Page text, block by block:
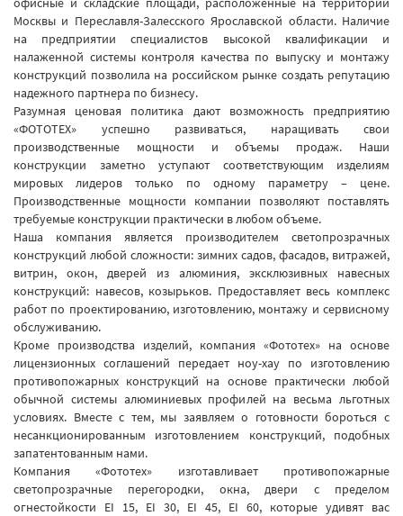
Москвы и Переславля-Залесского Ярославской области. Наличие
на предприятии специалистов высокой квалификации и
налаженной системы контроля качества по выпуску и монтажу
конструкций позволила на российском рынке создать репутацию
надежного партнера по бизнесу.
Разумная ценовая политика дают возможность предприятию
«ФОТОТЕХ» успешно развиваться, наращивать свои
производственные мощности и объемы продаж. Наши
конструкции заметно уступают соответствующим изделиям
мировых лидеров только по одному параметру – цене.
Производственные мощности компании позволяют поставлять
требуемые конструкции практически в любом объеме.
Наша компания является производителем светопрозрачных
конструкций любой сложности: зимних садов, фасадов, витражей,
витрин, окон, дверей из алюминия, эксклюзивных навесных
конструкций: навесов, козырьков. Предоставляет весь комплекс
работ по проектированию, изготовлению, монтажу и сервисному
обслуживанию.
Кроме производства изделий, компания «Фототех» на основе
лицензионных соглашений передает ноу-хау по изготовлению
противопожарных конструкций на основе практически любой
обычной системы алюминиевых профилей на весьма льготных
условиях. Вместе с тем, мы заявляем о готовности бороться с
несанкционированным изготовлением конструкций, подобных
запатентованным нами.
Компания «Фототех» изготавливает противопожарные
светопрозрачные перегородки, окна, двери с пределом
огнестойкости EI 15, EI 30, EI 45, EI 60, которые удивят вас